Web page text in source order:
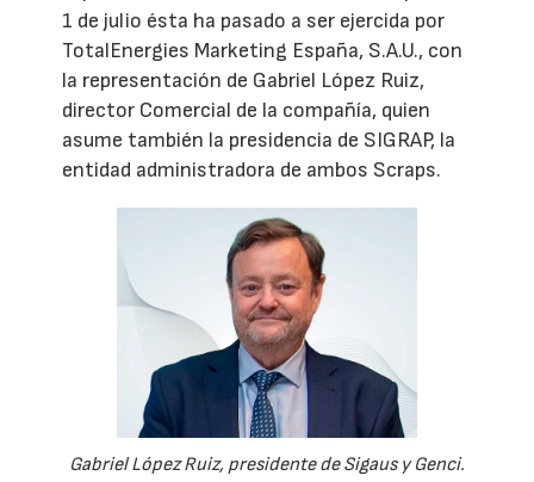
1 de julio ésta ha pasado a ser ejercida por
TotalEnergies Marketing España, S.A.U., con
la representación de Gabriel López Ruiz,
director Comercial de la compañía, quien
asume también la presidencia de SIGRAP, la
entidad administradora de ambos Scraps.
Gabriel López Ruiz, presidente de Sigaus y Genci.